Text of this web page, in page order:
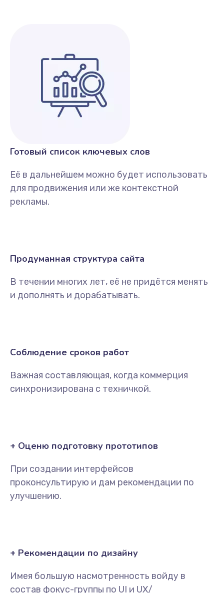
Готовый список ключевых слов
Её в дальнейшем можно будет использовать
для продвижения или же контекстной
рекламы.
Продуманная структура сайта
В течении многих лет, её не придётся менять
и дополнять и дорабатывать.
Соблюдение сроков работ
Важная составляющая, когда коммерция
синхронизирована с техничкой.
+ Оценю подготовку прототипов
При создании интерфейсов
проконсультирую и дам рекомендации по
улучшению.
+ Рекомендации по дизайну
Имея большую насмотренность войду в
состав фокус-группы по UI и UX/